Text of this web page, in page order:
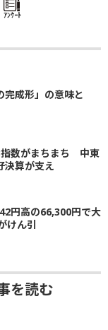
ｱﾝｹｰﾄ
完成形」の意味と
指数がまちまち 中東
決算が支え
円高の66,300円で大
ん引
を読む